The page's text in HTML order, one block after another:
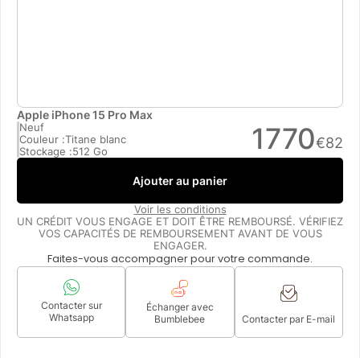
Apple iPhone 15 Pro Max
Neuf
Couleur :Titane blanc
Stockage :512 Go 1770€82
Ajouter au panier
Voir les conditions
UN CRÉDIT VOUS ENGAGE ET DOIT ÊTRE REMBOURSÉ. VÉRIFIEZ
VOS CAPACITÉS DE REMBOURSEMENT AVANT DE VOUS
ENGAGER.
Faites-vous accompagner pour votre commande.
Contacter sur
Whatsapp
Échanger avec
Bumblebee
Contacter par E-mail